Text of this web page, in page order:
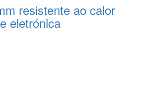
resistente ao calor
eletrónica